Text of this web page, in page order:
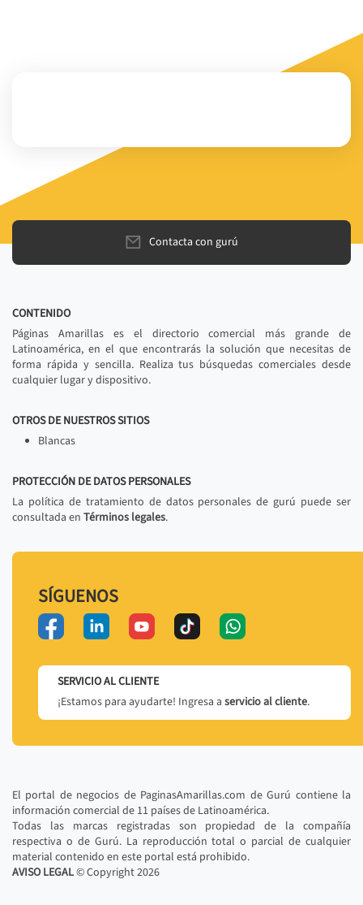
Contacta con gurú
CONTENIDO
Páginas Amarillas es el directorio comercial más grande de
Latinoamérica, en el que encontrarás la solución que necesitas de
forma rápida y sencilla. Realiza tus búsquedas comerciales desde
cualquier lugar y dispositivo.
OTROS DE NUESTROS SITIOS
Blancas
PROTECCIÓN DE DATOS PERSONALES
La política de tratamiento de datos personales de gurú puede ser
consultada en Términos legales.
SÍGUENOS
SERVICIO AL CLIENTE
¡Estamos para ayudarte! Ingresa a servicio al cliente.
El portal de negocios de PaginasAmarillas.com de Gurú contiene la
información comercial de 11 países de Latinoamérica.
Todas las marcas registradas son propiedad de la compañía
respectiva o de Gurú. La reproducción total o parcial de cualquier
material contenido en este portal está prohibido.
AVISO LEGAL© Copyright2026